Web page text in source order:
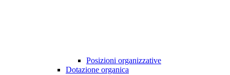
Posizioni organizzative
Dotazione organica